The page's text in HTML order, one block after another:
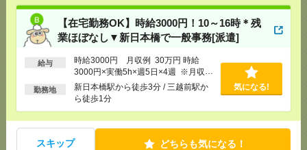
【在宅勤務OK】時給3000円！10～16時＊残
業ほぼなし▼新日本橋で一般事務[派遣]
給与
時給3000円 月収例 30万円 時給
3000円×実働5h×週5日×4週 ※月収例
を保証するものではありません。※給
与即受取りサービス利用可（利用条件
勤務地
新日本橋駅から徒歩3分 / 三越前駅か
ら徒歩1分
気になる!
スキップ どちらも気になる！
[交通費]1ヶ月3万円を上限として実費支給
[月収例]
30万円～
[勤務地]
新日本橋駅から徒歩3分/三越前駅から徒
歩1分
気になる！
時給1850円＊返却済みICカードと貸出カードの管理
など入館対応などの受付！[派遣]
[給 与]時給1850円＋交 【月収例】403,916円
～ ■給与の前払いが可能な速払いサービスあり
[交通費]交通費支給あり